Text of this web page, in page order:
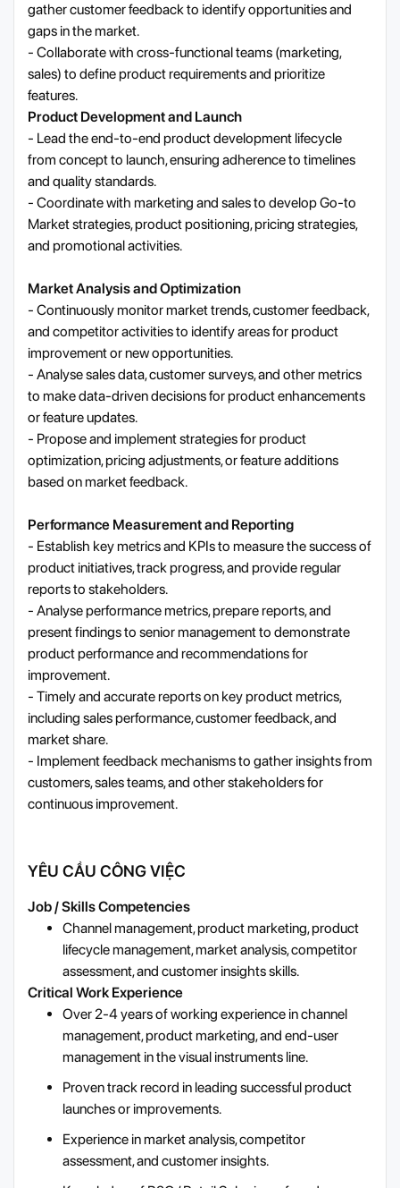
gather customer feedback to identify opportunities and
gaps in the market.
- Collaborate with cross-functional teams (marketing,
sales) to define product requirements and prioritize
features.
Product Development and Launch
- Lead the end-to-end product development lifecycle
from concept to launch, ensuring adherence to timelines
and quality standards.
- Coordinate with marketing and sales to develop Go-to
Market strategies, product positioning, pricing strategies,
and promotional activities.
Market Analysis and Optimization
- Continuously monitor market trends, customer feedback,
and competitor activities to identify areas for product
improvement or new opportunities.
- Analyse sales data, customer surveys, and other metrics
to make data-driven decisions for product enhancements
or feature updates.
- Propose and implement strategies for product
optimization, pricing adjustments, or feature additions
based on market feedback.
Performance Measurement and Reporting
- Establish key metrics and KPIs to measure the success of
product initiatives, track progress, and provide regular
reports to stakeholders.
- Analyse performance metrics, prepare reports, and
present findings to senior management to demonstrate
product performance and recommendations for
improvement.
- Timely and accurate reports on key product metrics,
including sales performance, customer feedback, and
market share.
- Implement feedback mechanisms to gather insights from
customers, sales teams, and other stakeholders for
continuous improvement.
YÊU CẦU CÔNG VIỆC
Job / Skills Competencies
Channel management, product marketing, product
lifecycle management, market analysis, competitor
assessment, and customer insights skills.
Critical Work Experience
Over 2-4 years of working experience in channel
management, product marketing, and end-user
management in the visual instruments line.
Proven track record in leading successful product
launches or improvements.
Experience in market analysis, competitor
assessment, and customer insights.